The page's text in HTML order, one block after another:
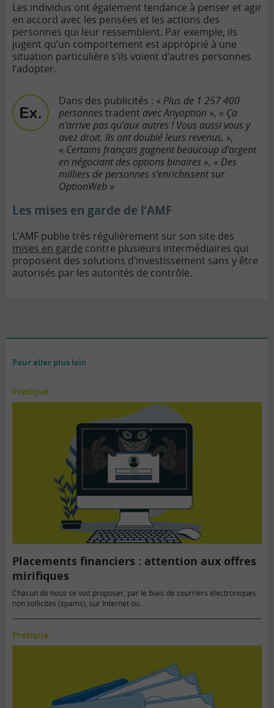
Les individus ont également tendance à penser et agir
en accord avec les pensées et les actions des
personnes qui leur ressemblent. Par exemple, ils
jugent qu’un comportement est approprié à une
situation particulière s’ils voient d’autres personnes
l’adopter.
Dans des publicités : « Plus de 1 257 400
personnes tradent avec Anyoption », « Ça
n’arrive pas qu’aux autres ! Vous aussi vous y
avez droit. Ils ont doubléleurs revenus. »,
« Certains français gagnent beaucoup d’argent
en négociant des options binaires », « Des
milliers de personnes s’enrichissent sur
OptionWeb »
Les mises en garde de l’AMF
L’AMF publie très régulièrement sur son site des
mises en garde contre plusieurs intermédiaires qui
proposent des solutions d’investissement sans y être
autorisés par les autorités de contrôle.
Pour aller plus loin
Pratique
Placements financiers : attention aux offres
mirifiques
Chacun de nous se voit proposer, par le biais de courriers électroniques
non sollicités (spams), sur Internet ou…
Pratique